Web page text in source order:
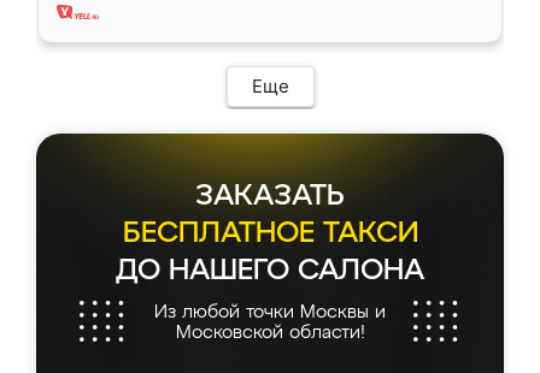
Еще
ЗАКАЗАТЬ
БЕСПЛАТНОЕ ТАКСИ
ДО НАШЕГО САЛОНА
Из любой точки Москвы и
Московской области!